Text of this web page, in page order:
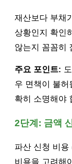
재산보다 부채
상황인지 확인
않는지 꼼꼼히
주요 포인트:
우 면책이 불허
확히 소명해야
2단계: 금액
파산 신청 비
비용을 고려해